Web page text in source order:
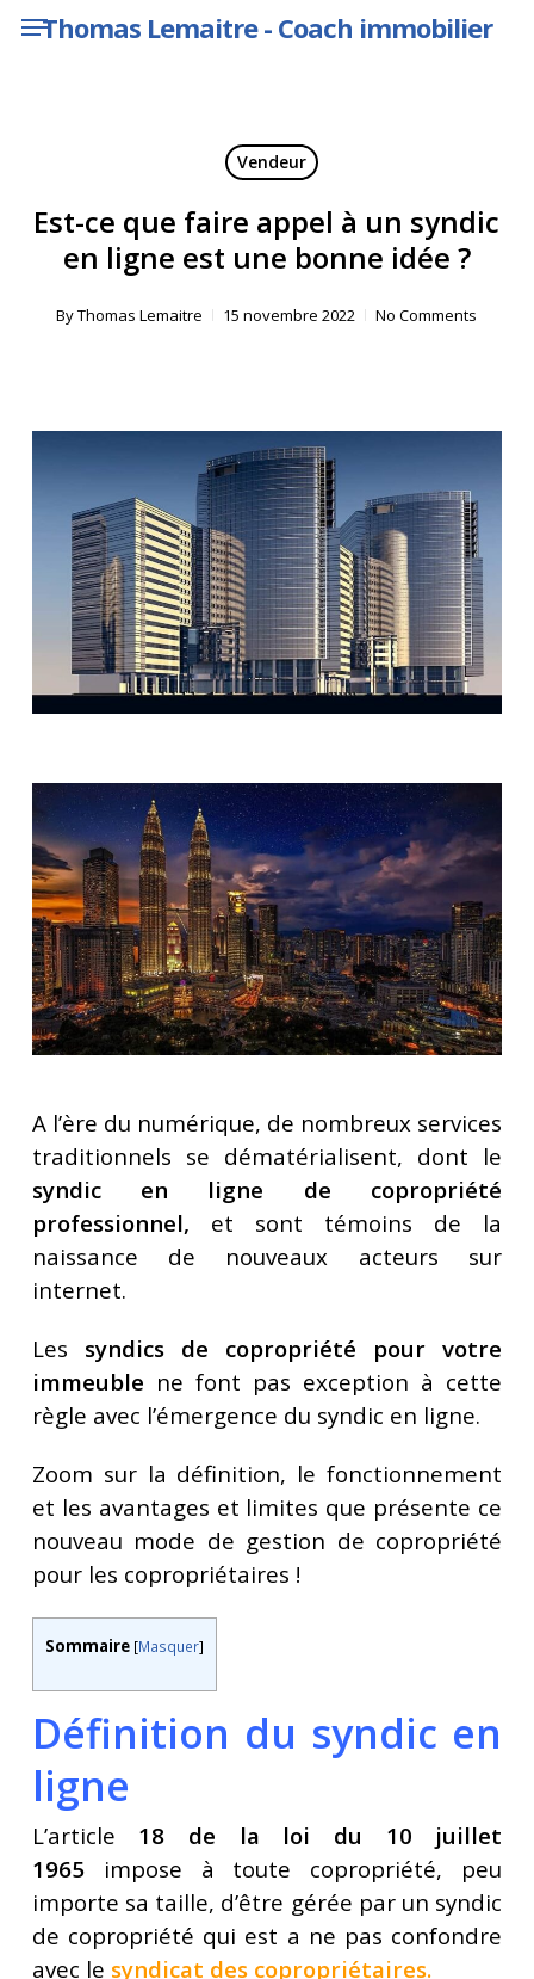
Skip Thomas Lemaitre - Coach immobilier
Menu
Vendeur
Est-ce que faire appel à un syndic
en ligne est une bonne idée ?
ByThomas Lemaitre 15 novembre 2022 No Comments
A l’ère du numérique, de nombreux services
traditionnels se dématérialisent, dont le
syndic en ligne de copropriété
professionnel, et sont témoins de la
naissance de nouveaux acteurs sur
internet.
Les syndics de copropriété pour votre
immeuble ne font pas exception à cette
règle avec l’émergence du syndic en ligne.
Zoom sur la définition, le fonctionnement
et les avantages et limites que présente ce
nouveau mode de gestion de copropriété
pour les copropriétaires !
Sommaire [Masquer]
Définition du syndic en
ligne
L’article 18 de la loi du 10 juillet
1965
impose à toute copropriété, peu
importe sa taille, d’être gérée par un syndic
de copropriété qui est a ne pas confondre
avec le syndicat des copropriétaires.